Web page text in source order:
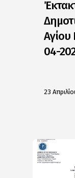
Αγίου
04-
23